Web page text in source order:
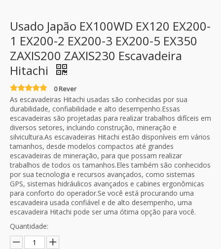
Usado Japão EX100WD EX120 EX200-
1 EX200-2 EX200-3 EX200-5 EX350
ZAXIS200 ZAXIS230 Escavadeira
Hitachi
0 Rever
As escavadeiras Hitachi usadas são conhecidas por sua
durabilidade, confiabilidade e alto desempenho.Essas
escavadeiras são projetadas para realizar trabalhos difíceis em
diversos setores, incluindo construção, mineração e
silvicultura.As escavadeiras Hitachi estão disponíveis em vários
tamanhos, desde modelos compactos até grandes
escavadeiras de mineração, para que possam realizar
trabalhos de todos os tamanhos.Eles também são conhecidos
por sua tecnologia e recursos avançados, como sistemas
GPS, sistemas hidráulicos avançados e cabines ergonômicas
para conforto do operador.Se você está procurando uma
escavadeira usada confiável e de alto desempenho, uma
escavadeira Hitachi pode ser uma ótima opção para você.
Quantidade: